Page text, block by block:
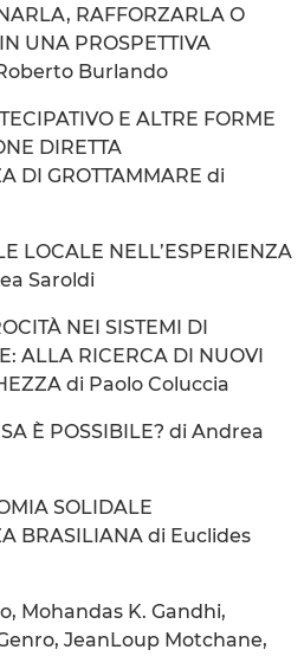
RAFFORZARLA O
UNA PROSPETTIVA
Burlando
E ALTRE FORME
DIRETTA
DI GROTTAMMARE di
LOCALE NELL’ESPERIENZA
Saroldi
NEI SISTEMI DI
ALLA RICERCA DI NUOVI
di Paolo Coluccia
È POSSIBILE? di Andrea
SOLIDALE
BRASILIANA di Euclides
Mohandas K. Gandhi,
JeanLoup Motchane,